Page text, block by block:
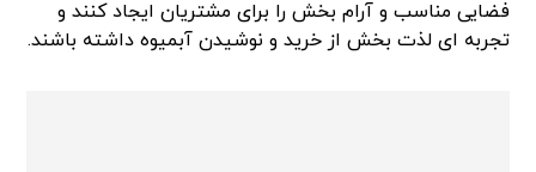
فضایی مناسب و آرام بخش را برای مشتریان ایجاد کنند و
تجربه ای لذت بخش از خرید و نوشیدن آبمیوه داشته باشند.